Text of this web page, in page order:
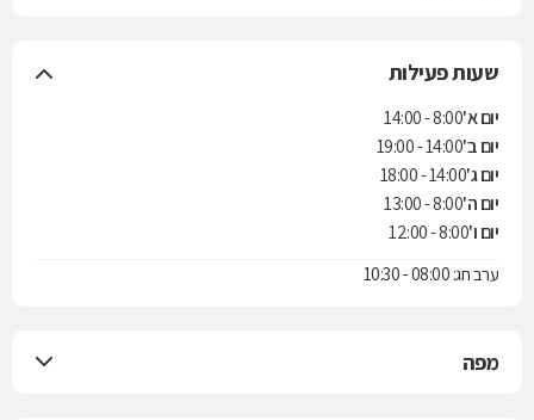
שעות פעילות
יום א'8:00 - 14:00
יום ב'14:00 - 19:00
יום ג'14:00 - 18:00
יום ה'8:00 - 13:00
יום ו'8:00 - 12:00
ערב חג: 08:00 - 10:30
מפה